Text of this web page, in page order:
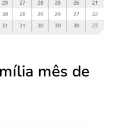
mês de